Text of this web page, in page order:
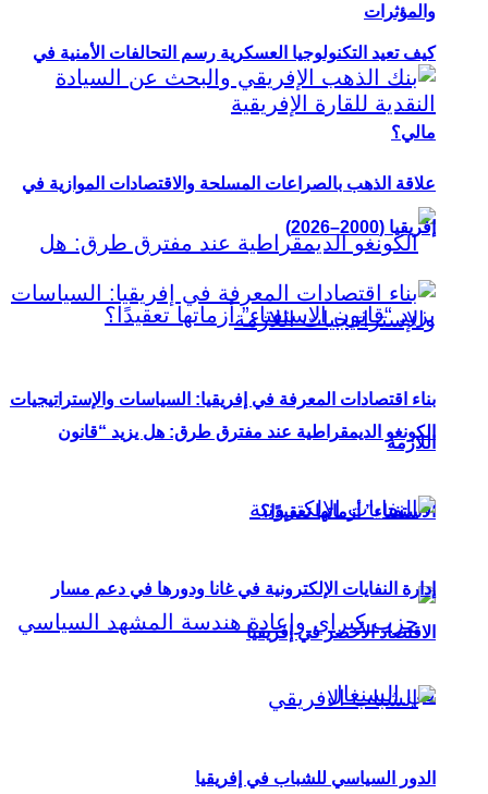
كيف تعيد التكنولوجيا العسكرية رسم التحالفات الأمنية في
مالي؟
الكونغو الديمقراطية عند مفترق طرق: هل يزيد “قانون
الاستفتاء” أزماتها تعقيدًا؟
والمؤثرات
علاقة الذهب بالصراعات المسلحة والاقتصادات الموازية في
إفريقيا (2000–2026)
بناء اقتصادات المعرفة في إفريقيا: السياسات والإستراتيجيات
اللازمة
إدارة النفايات الإلكترونية في غانا ودورها في دعم مسار
الاقتصاد الأخضر في إفريقيا
الدور السياسي للشباب في إفريقيا